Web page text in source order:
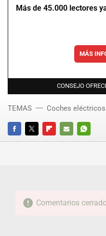
Más de 45.000 lectores
MÁS
CONSEJO
FACEBOOKTWITTERFLIPBOARD
E-
TEMAS Coches eléctricos
Comentarios